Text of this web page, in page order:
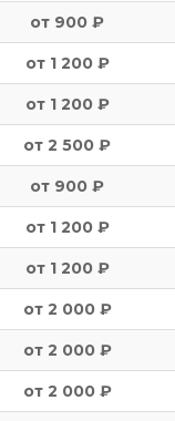
от 900 ₽
от 1 200 ₽
от 1 200 ₽
от 2 500 ₽
от 900 ₽
от 1 200 ₽
от 1 200 ₽
от 2 000 ₽
от 2 000 ₽
от 2 000 ₽